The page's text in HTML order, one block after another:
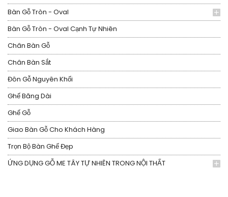
Bàn Gỗ Tròn - Oval
Bàn Gỗ Tròn - Oval Cạnh Tự Nhiên
Chân Bàn Gỗ
Chân Bàn Sắt
Đôn Gỗ Nguyên Khối
Ghế Băng Dài
Ghế Gỗ
Giao Bàn Gỗ Cho Khách Hàng
Trọn Bộ Bàn Ghế Đẹp
ỨNG DỤNG GỖ ME TÂY TỰ NHIÊN TRONG NỘI THẤT